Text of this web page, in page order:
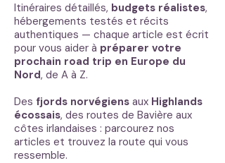
Itinéraires détaillés, budgets réalistes,
hébergements testés et récits
authentiques — chaque article est écrit
pour vous aider à préparer votre
prochain road trip en Europe du
Nord, de A à Z.
Des fjords norvégiens aux Highlands
écossais, des routes de Bavière aux
côtes irlandaises : parcourez nos
articles et trouvez la route qui vous
ressemble.